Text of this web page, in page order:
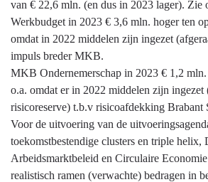
kosten?
van € 22,6 mln. (en dus in 2023 lager). Zie
Werkbudget in 2023 € 3,6 mln. hoger ten
omdat in 2022 middelen zijn ingezet
impuls breder MKB.
MKB Ondernemerschap in 2023 € 1,2
o.a. omdat er in 2022 middelen zijn ingezet
risicoreserve) t.b.v risicoafdekking Brabant
Voor de uitvoering van de
toekomstbestendige clusters en triple helix,
Arbeidsmarktbeleid en Circulaire
realistisch ramen (verwachte) bedragen in